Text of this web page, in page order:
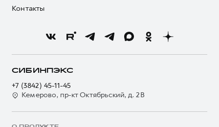
Контакты
СИБИНПЭКС
+7 (3842) 45-11-45
Кемерово, пр-кт Октябрьский, д. 2В